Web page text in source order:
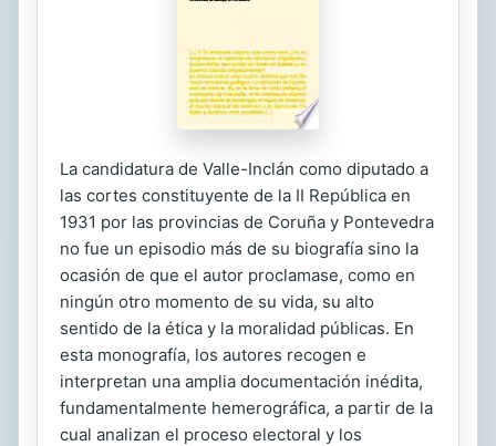
La candidatura de Valle-Inclán como diputado a
las cortes constituyente de la II República en
1931 por las provincias de Coruña y Pontevedra
no fue un episodio más de su biografía sino la
ocasión de que el autor proclamase, como en
ningún otro momento de su vida, su alto
sentido de la ética y la moralidad públicas. En
esta monografía, los autores recogen e
interpretan una amplia documentación inédita,
fundamentalmente hemerográfica, a partir de la
cual analizan el proceso electoral y los